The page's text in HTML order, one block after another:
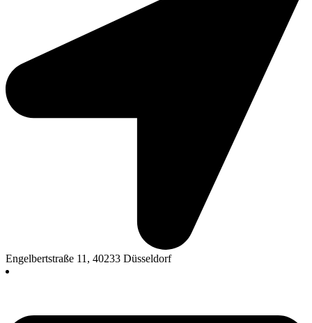
Engelbertstraße 11, 40233 Düsseldorf